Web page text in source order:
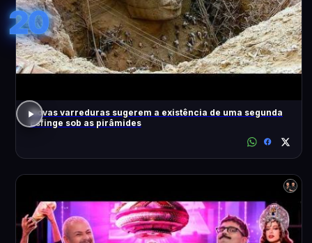
20
Novas varreduras sugerem a existência de uma segunda
Esfinge sob as pirâmides